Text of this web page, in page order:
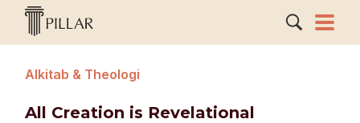
Alkitab & Theologi
All Creation is Revelational